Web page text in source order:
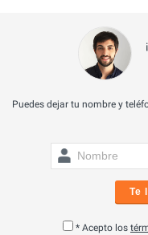
Puedes dejar tu nombre y
Te
* Acepto los